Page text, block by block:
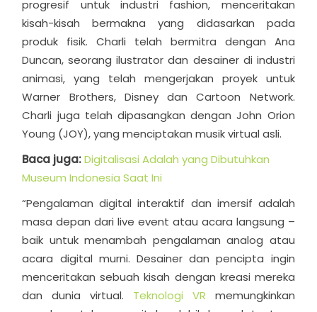
progresif untuk industri fashion, menceritakan
kisah-kisah bermakna yang didasarkan pada
produk fisik. Charli telah bermitra dengan Ana
Duncan, seorang ilustrator dan desainer di industri
animasi, yang telah mengerjakan proyek untuk
Warner Brothers, Disney dan Cartoon Network.
Charli juga telah dipasangkan dengan John Orion
Young (JOY), yang menciptakan musik virtual asli.
Baca juga: Digitalisasi Adalah yang Dibutuhkan
Museum Indonesia Saat Ini
“Pengalaman digital interaktif dan imersif adalah
masa depan dari live event atau acara langsung –
baik untuk menambah pengalaman analog atau
acara digital murni. Desainer dan pencipta ingin
menceritakan sebuah kisah dengan kreasi mereka
dan dunia virtual. Teknologi VR memungkinkan